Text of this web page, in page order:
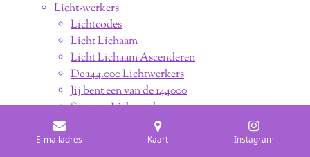
Licht-werkers
Lichtcodes
Licht Lichaam
Licht Lichaam Ascenderen
De 144.000 Lichtwerkers
Jij bent een van de 144000
Soorten Lichtwerkers
Lichtwerkers versnellen de Evolutie van
Bewustzijn
E-mailadres Kaart Instagram